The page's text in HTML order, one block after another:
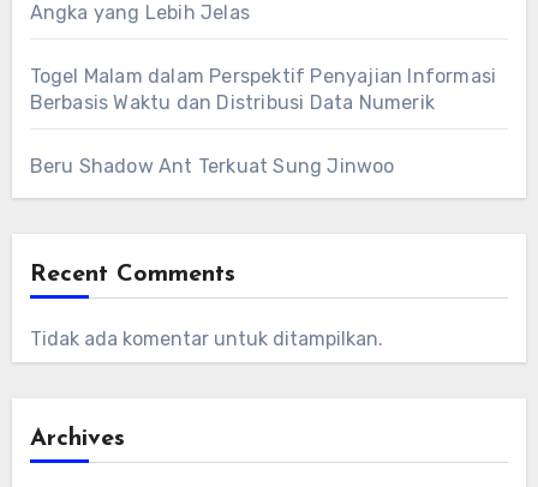
Angka yang Lebih Jelas
Togel Malam dalam Perspektif Penyajian Informasi
Berbasis Waktu dan Distribusi Data Numerik
Beru Shadow Ant Terkuat Sung Jinwoo
Recent Comments
Tidak ada komentar untuk ditampilkan.
Archives